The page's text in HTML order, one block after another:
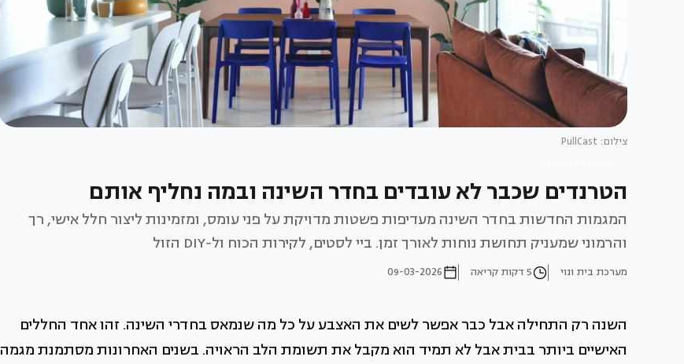
צילום: PullCast
הטרנדים שכבר לא עובדים בחדר השינה ובמה נחליף אותם
המגמות החדשות בחדר השינה מעדיפות פשטות מדויקת על פני עומס, ומזמינות ליצור חלל אישי, רך
והרמוני שמעניק תחושת נוחות לאורך זמן. ביי לסטים, לקירות הכוח ול-DIY הזול
מערכת בית ונוי 5 דקות קריאה 09-03-2026
השנה רק התחילה אבל כבר אפשר לשים את האצבע על כל מה שנמאס בחדרי השינה. זהו אחד החללים
האישיים ביותר בבית אבל לא תמיד הוא מקבל את תשומת הלב הראויה. בשנים האחרונות מסתמנת מגמה